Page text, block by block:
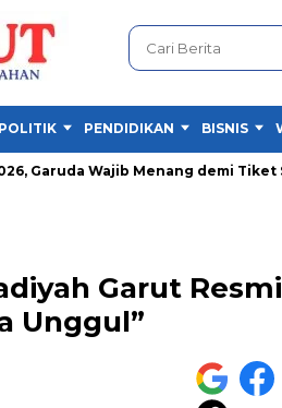
POLITIK PENDIDIKAN BISNIS
Wajib Menang demi Tiket Semifinal
Garut
Unggul”